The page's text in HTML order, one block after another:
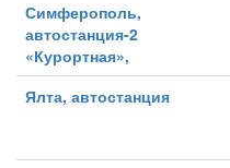
Симферополь,
автостанция-2
«Курортная»,
Ялта, автостанция